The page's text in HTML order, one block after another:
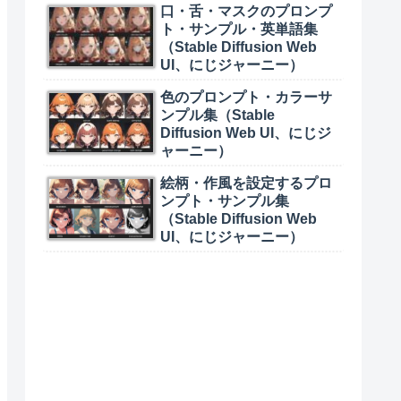
口・舌・マスクのプロンプ
ト・サンプル・英単語集
（Stable Diffusion Web
UI、にじジャーニー）
色のプロンプト・カラーサ
ンプル集（Stable
Diffusion Web UI、にじジ
ャーニー）
絵柄・作風を設定するプロ
ンプト・サンプル集
（Stable Diffusion Web
UI、にじジャーニー）